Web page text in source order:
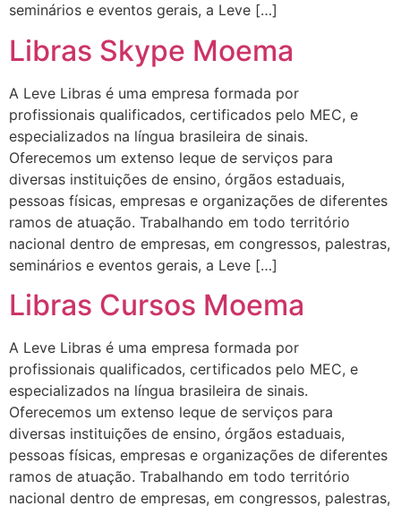
seminários e eventos gerais, a Leve […]
Libras Skype Moema
A Leve Libras é uma empresa formada por
profissionais qualificados, certificados pelo MEC, e
especializados na língua brasileira de sinais.
Oferecemos um extenso leque de serviços para
diversas instituições de ensino, órgãos estaduais,
pessoas físicas, empresas e organizações de diferentes
ramos de atuação. Trabalhando em todo território
nacional dentro de empresas, em congressos, palestras,
seminários e eventos gerais, a Leve […]
Libras Cursos Moema
A Leve Libras é uma empresa formada por
profissionais qualificados, certificados pelo MEC, e
especializados na língua brasileira de sinais.
Oferecemos um extenso leque de serviços para
diversas instituições de ensino, órgãos estaduais,
pessoas físicas, empresas e organizações de diferentes
ramos de atuação. Trabalhando em todo território
nacional dentro de empresas, em congressos, palestras,